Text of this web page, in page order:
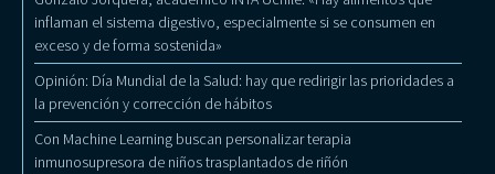
inflaman el sistema digestivo, especialmente si se consumen en
exceso y de forma sostenida»
Opinión: Día Mundial de la Salud: hay que redirigir las prioridades a
la prevención y corrección de hábitos
Con Machine Learning buscan personalizar terapia
inmunosupresora de niños trasplantados de riñón